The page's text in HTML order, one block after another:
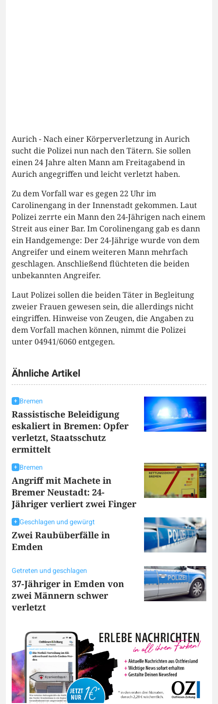
Aurich - Nach einer Körperverletzung in Aurich
sucht die Polizei nun nach den Tätern. Sie sollen
einen 24 Jahre alten Mann am Freitagabend in
Aurich angegriffen und leicht verletzt haben.
Zu dem Vorfall war es gegen 22 Uhr im
Carolinengang in der Innenstadt gekommen. Laut
Polizei zerrte ein Mann den 24-Jährigen nach einem
Streit aus einer Bar. Im Corolinengang gab es dann
ein Handgemenge: Der 24-Jährige wurde von dem
Angreifer und einem weiteren Mann mehrfach
geschlagen. Anschließend flüchteten die beiden
unbekannten Angreifer.
Laut Polizei sollen die beiden Täter in Begleitung
zweier Frauen gewesen sein, die allerdings nicht
eingriffen. Hinweise von Zeugen, die Angaben zu
dem Vorfall machen können, nimmt die Polizei
unter 04941/6060 entgegen.
Ähnliche Artikel
Bremen
Rassistische Beleidigung
eskaliert in Bremen: Opfer
verletzt, Staatsschutz
ermittelt
Bremen
Angriff mit Machete in
Bremer Neustadt: 24-
Jähriger verliert zwei Finger
Geschlagen und gewürgt
Zwei Raubüberfälle in
Emden
Getreten und geschlagen
37-Jähriger in Emden von
zwei Männern schwer
verletzt